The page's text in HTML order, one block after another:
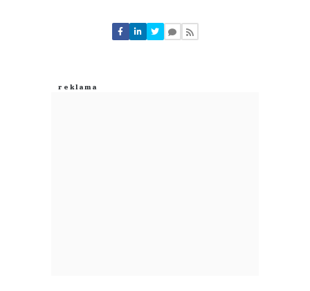
Nie znaleziono komentarzy
Zostaw swoje komentarze